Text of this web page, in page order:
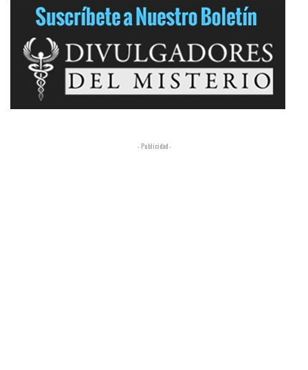
- Publicidad -